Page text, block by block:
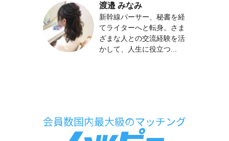
渡邉 みなみ
新幹線パーサー、秘書を経
てライターへと転身。さま
ざまな人との交流経験を活
かして、人生に役立つ...